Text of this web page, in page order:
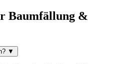
Baumfällung &
▼